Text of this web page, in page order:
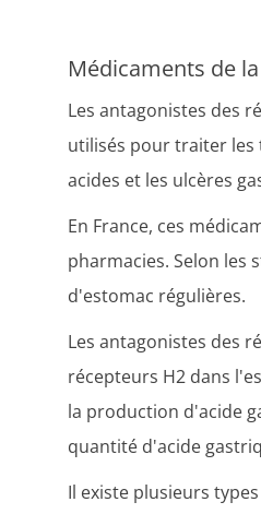
Médicaments de
Les antagonistes des
utilisés pour traiter les
acides et les ulcères
En France, ces
pharmacies. Selon les
d'estomac régulières.
Les antagonistes des
récepteurs H2 dans
la production d'acide
quantité d'acide
Il existe plusieurs